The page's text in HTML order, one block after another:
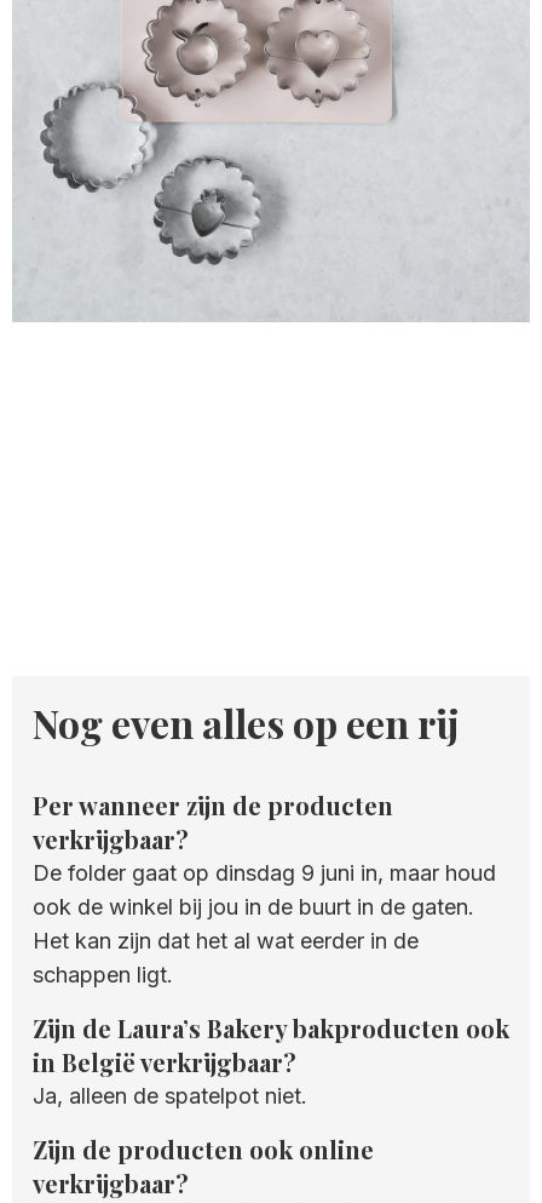
Nog even alles op een rij
Per wanneer zijn de producten
verkrijgbaar?
De folder gaat op dinsdag 9 juni in, maar houd
ook de winkel bij jou in de buurt in de gaten.
Het kan zijn dat het al wat eerder in de
schappen ligt.
Zijn de Laura’s Bakery bakproducten ook
in België verkrijgbaar?
Ja, alleen de spatelpot niet.
Zijn de producten ook online
verkrijgbaar?